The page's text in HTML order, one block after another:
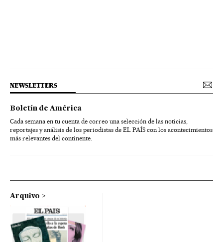
NEWSLETTERS
Boletín de América
Cada semana en tu cuenta de correo una selección de las noticias,
reportajes y análisis de los periodistas de EL PAÍS con los acontecimientos
más relevantes del continente.
Arquivo